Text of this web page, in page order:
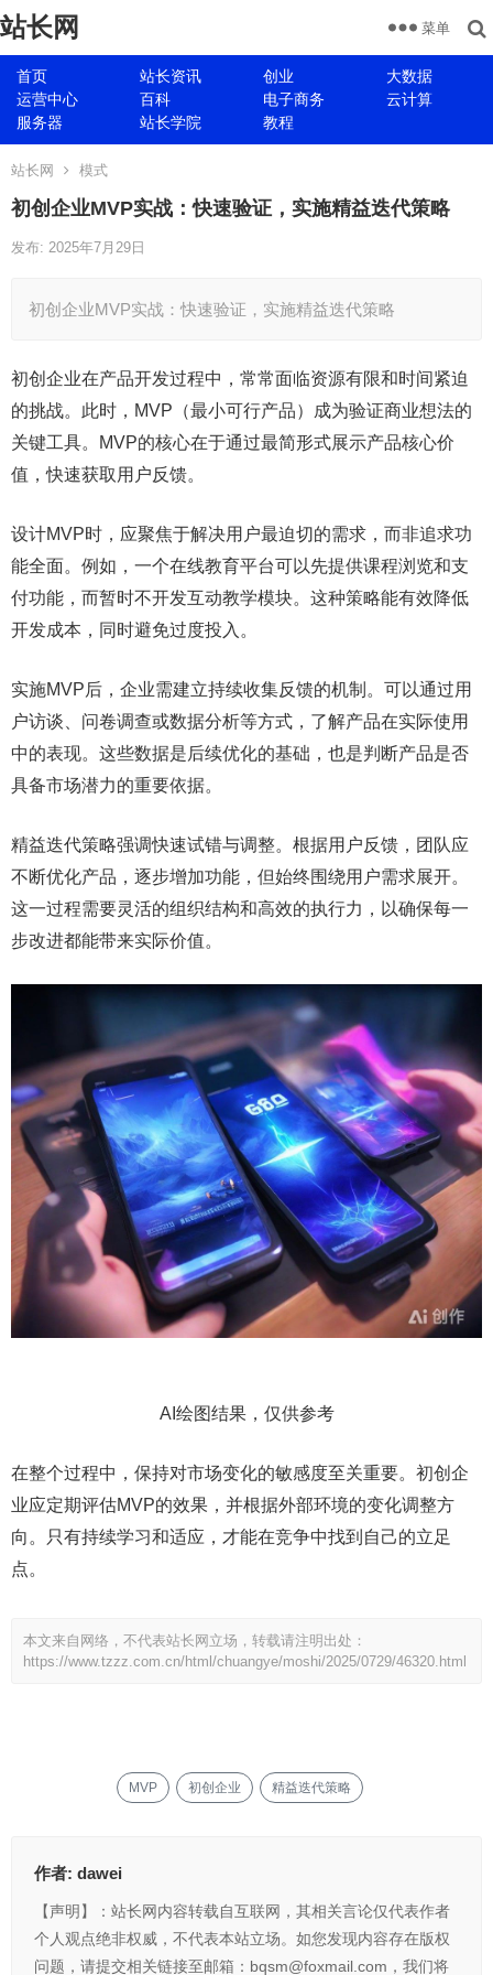
站长网
首页 站长资讯 创业
大数据
运营中心
百科 电子商务
云计算
服务器
站长学院 教程
菜单
站长网 模式
初创企业MVP实战：快速验证，实施精益迭代策略
发布: 2025年7月29日
初创企业MVP实战：快速验证，实施精益迭代策略
初创企业在产品开发过程中，常常面临资源有限和时间紧迫
的挑战。此时，MVP（最小可行产品）成为验证商业想法的
关键工具。MVP的核心在于通过最简形式展示产品核心价
值，快速获取用户反馈。
设计MVP时，应聚焦于解决用户最迫切的需求，而非追求功
能全面。例如，一个在线教育平台可以先提供课程浏览和支
付功能，而暂时不开发互动教学模块。这种策略能有效降低
开发成本，同时避免过度投入。
实施MVP后，企业需建立持续收集反馈的机制。可以通过用
户访谈、问卷调查或数据分析等方式，了解产品在实际使用
中的表现。这些数据是后续优化的基础，也是判断产品是否
具备市场潜力的重要依据。
精益迭代策略强调快速试错与调整。根据用户反馈，团队应
不断优化产品，逐步增加功能，但始终围绕用户需求展开。
这一过程需要灵活的组织结构和高效的执行力，以确保每一
步改进都能带来实际价值。
AI绘图结果，仅供参考
在整个过程中，保持对市场变化的敏感度至关重要。初创企
业应定期评估MVP的效果，并根据外部环境的变化调整方
向。只有持续学习和适应，才能在竞争中找到自己的立足
点。
本文来自网络，不代表站长网立场，转载请注明出处：
https://www.tzzz.com.cn/html/chuangye/moshi/2025/0729/46320.html
MVP 初创企业 精益迭代策略
作者: dawei
【声明】：站长网内容转载自互联网，其相关言论仅代表作者
个人观点绝非权威，不代表本站立场。如您发现内容存在版权
问题，请提交相关链接至邮箱：bqsm@foxmail.com，我们将